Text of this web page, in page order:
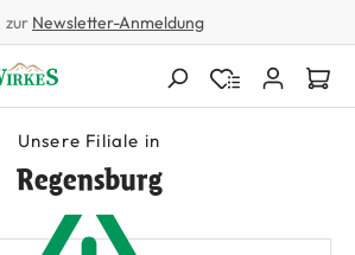
zur Newsletter-Anmeldung
Unsere Filiale in
Regensburg